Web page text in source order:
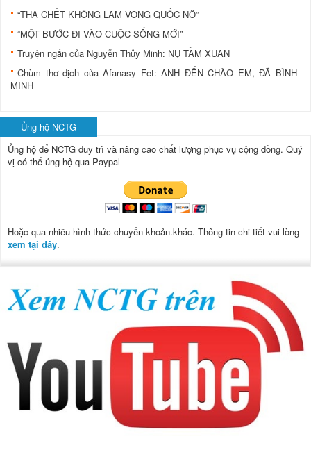
“THÀ CHẾT KHÔNG LÀM VONG QUỐC NÔ”
“MỘT BƯỚC ĐI VÀO CUỘC SỐNG MỚI”
Truyện ngắn của Nguyễn Thủy Minh: NỤ TẦM XUÂN
Chùm thơ dịch của Afanasy Fet: ANH ĐẾN CHÀO EM, ĐÃ BÌNH
MINH
Ủng hộ NCTG
Ủng hộ để NCTG duy trì và nâng cao chất lượng phục vụ cộng đồng. Quý
vị có thể ủng hộ qua Paypal
Hoặc qua nhiều hình thức chuyển khoản.khác. Thông tin chi tiết vui lòng
xem tại đây.